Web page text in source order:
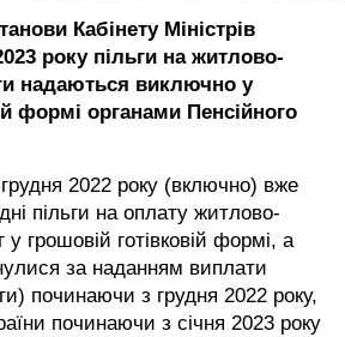
Кабінету Міністрів
року пільги на житлово-
надаються виключно у
формі органами Пенсійного
грудня 2022 року (включно) вже
пільги на оплату житлово-
грошовій готівковій формі, а
за наданням виплати
починаючи з грудня 2022 року,
починаючи з січня 2023 року